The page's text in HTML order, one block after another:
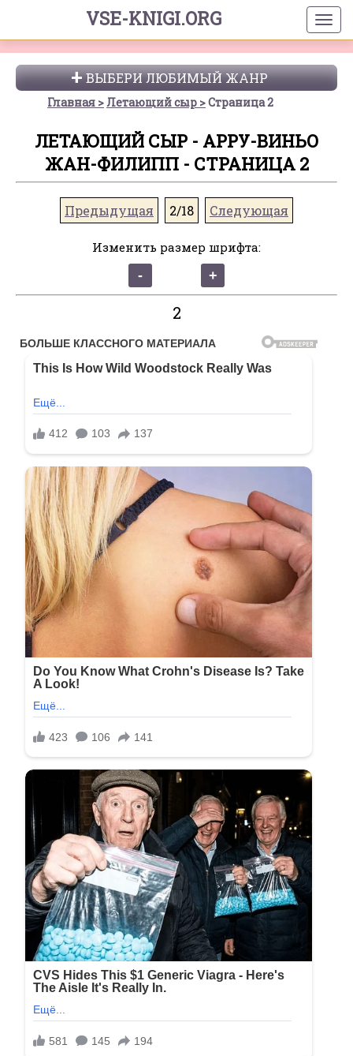
VSE-KNIGI.ORG
ВЫБЕРИ ЛЮБИМЫЙ ЖАНР
Главная Летающий сыр Страница 2
ЛЕТАЮЩИЙ СЫР - АРРУ-ВИНЬО
ЖАН-ФИЛИПП - СТРАНИЦА 2
Предыдущая 2/18 Следующая
Изменить размер шрифта:
2